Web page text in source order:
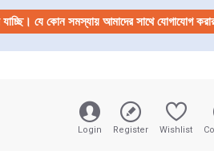
যাচ্ছি। যে কোন সমস্যায় আমাদের সাথে যোগাযোগ
Login Register Wishlist